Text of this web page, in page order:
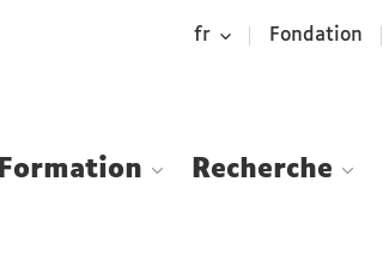
fr Fondation
Formation Recherche